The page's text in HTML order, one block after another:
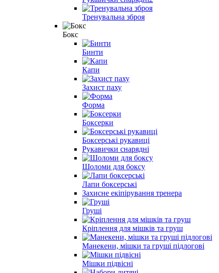
Тренувальна зброя
Бокс
Бинти
Капи
Захист паху
Форма
Боксерки
Боксерські рукавиці
Рукавички снарядні
Шоломи для боксу
Лапи боксерські
Захисне екіпірування тренера
Груші
Кріплення для мішків та груш
Манекени, мішки та груші підлогові
Мішки підвісні